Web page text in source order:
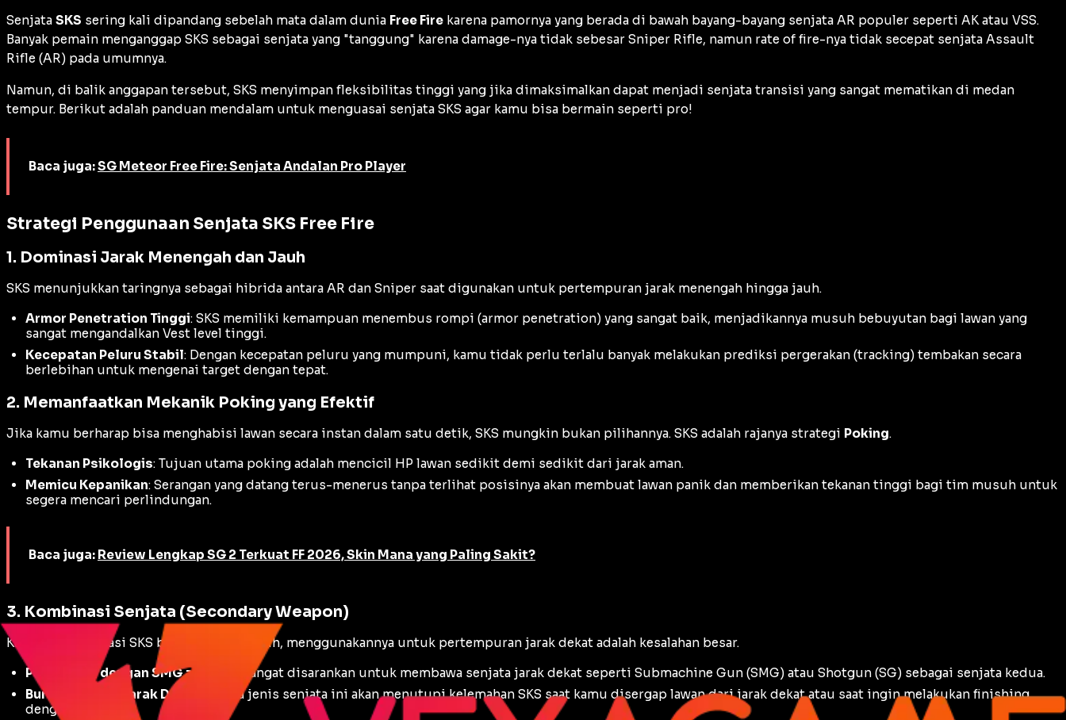
Senjata SKS sering kali dipandang sebelah mata dalam dunia Free Fire karena pamornya yang berada di bawah bayang-bayang senjata AR populer seperti AK atau VSS.
Banyak pemain menganggap SKS sebagai senjata yang "tanggung" karena damage-nya tidak sebesar Sniper Rifle, namun rate of fire-nya tidak secepat senjata Assault
Rifle (AR) pada umumnya.
Namun, di balik anggapan tersebut, SKS menyimpan fleksibilitas tinggi yang jika dimaksimalkan dapat menjadi senjata transisi yang sangat mematikan di medan
tempur. Berikut adalah panduan mendalam untuk menguasai senjata SKS agar kamu bisa bermain seperti pro!
Baca juga:SG Meteor Free Fire: Senjata Andalan Pro Player
Strategi Penggunaan Senjata SKS Free Fire
1. Dominasi Jarak Menengah dan Jauh
SKS menunjukkan taringnya sebagai hibrida antara AR dan Sniper saat digunakan untuk pertempuran jarak menengah hingga jauh.
Armor Penetration Tinggi: SKS memiliki kemampuan menembus rompi (armor penetration) yang sangat baik, menjadikannya musuh bebuyutan bagi lawan yang
sangat mengandalkan Vest level tinggi.
Kecepatan Peluru Stabil: Dengan kecepatan peluru yang mumpuni, kamu tidak perlu terlalu banyak melakukan prediksi pergerakan (tracking) tembakan secara
berlebihan untuk mengenai target dengan tepat.
2. Memanfaatkan Mekanik Poking yang Efektif
Jika kamu berharap bisa menghabisi lawan secara instan dalam satu detik, SKS mungkin bukan pilihannya. SKS adalah rajanya strategi Poking.
Tekanan Psikologis: Tujuan utama poking adalah mencicil HP lawan sedikit demi sedikit dari jarak aman.
Memicu Kepanikan: Serangan yang datang terus-menerus tanpa terlihat posisinya akan membuat lawan panik dan memberikan tekanan tinggi bagi tim musuh untuk
segera mencari perlindungan.
Baca juga: Review Lengkap SG 2 Terkuat FF 2026, Skin Mana yang Paling Sakit?
3. Kombinasi Senjata (Secondary Weapon)
Karena spesialisasi SKS berada di jarak jauh, menggunakannya untuk pertempuran jarak dekat adalah kesalahan besar.
Pasangkan dengan SMG atau SG
: Sangat disarankan untuk membawa senjata jarak dekat seperti Submachine Gun (SMG) atau Shotgun (SG) sebagai senjata kedua.
Burst Damage Jarak Dekat
: Kedua jenis senjata ini akan menutupi kelemahan SKS saat kamu disergap lawan dari jarak dekat atau saat ingin melakukan finishing
dengan cepat.